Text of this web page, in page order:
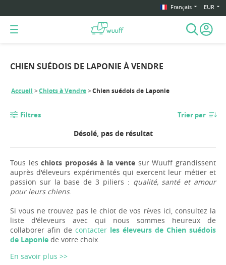
Français EUR
CHIEN SUÉDOIS DE LAPONIE À VENDRE
Accueil Chiots à Vendre Chien suédois de Laponie
Filtres Trier par
Désolé, pas de résultat
Tous leschiots proposés à la vente sur Wuuff grandissent
auprès d'éleveurs expérimentés qui exercent leur métier et
passion sur la base de 3 piliers : qualité, santé et amour
pour leurs chiens.
Si vous ne trouvez pas le chiot de vos rêves ici, consultez la
liste d'éleveurs avec qui nous sommes heureux de
collaborer afin de contacter les éleveurs de Chien suédois
de Laponie de votre choix.
En savoir plus >>